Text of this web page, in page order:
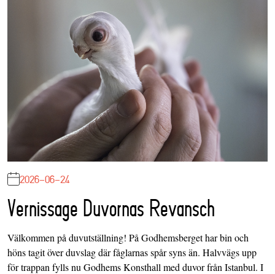
2026-06-24
Vernissage Duvornas Revansch
Välkommen på duvutställning! På Godhemsberget har bin och
höns tagit över duvslag där fåglarnas spår syns än. Halvvägs upp
för trappan fylls nu Godhems Konsthall med duvor från Istanbul. I